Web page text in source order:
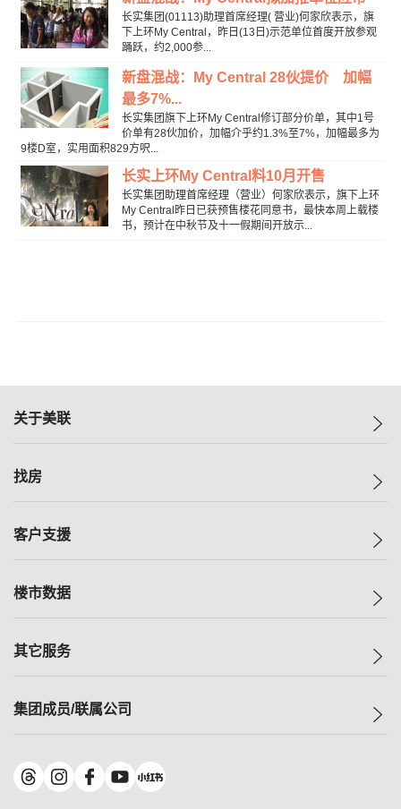
长实集团(01113)助理首席经理( 营业)何家欣表示，旗
下上环My Central，昨日(13日)示范单位首度开放参观
踊跃，约2,000参...
新盘混战：My Central 28伙提价 加幅
最多7%...
长实集团旗下上环My Central修订部分价单，其中1号
价单有28伙加价，加幅介乎约1.3%至7%，加幅最多为
9楼D室，实用面积829方呎...
长实上环My Central料10月开售
长实集团助理首席经理（营业）何家欣表示，旗下上环
My Central昨日已获预售楼花同意书，最快本周上载楼
书，预计在中秋节及十一假期间开放示...
关于美联
美联集团
人才招募
找房
一手新房
减价
美联豪宅
独家楼盘
租房
客户支援
自助放盘
查询热线
按揭计算机
负担能力计算机
转按计算机
缴款方式
楼市数据
指数
历史成交
小区成交排行榜
地区百科
其它服务
小区专页
美联精英会
集团成员/联属公司
美联物业
鋑联控股*